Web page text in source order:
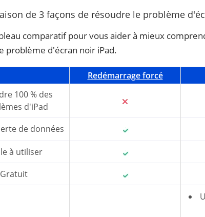
de 3 façons de résoudre le problème
comparatif pour vous aider à mieux
problème d'écran noir iPad.
Redémarrage forcé
100 % des
d'iPad
de données
à utiliser
Gratuit